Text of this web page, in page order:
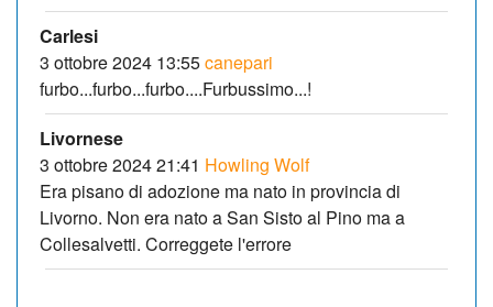
Carlesi
3 ottobre 2024 13:55canepari
furbo...furbo...furbo....Furbussimo...!
Livornese
3 ottobre 2024 21:41 Howling Wolf
Era pisano di adozione ma nato in provincia di
Livorno. Non era nato a San Sisto al Pino ma a
Collesalvetti. Correggete l'errore